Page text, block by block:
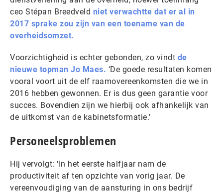
ceo Stépan Breedveld niet verwachtte dat er al in
2017 sprake zou zijn van een toename van de
overheidsomzet.
Voorzichtigheid is echter gebonden, zo vindt de
nieuwe topman Jo Maes. ‘De goede resultaten komen
vooral voort uit de elf raamovereenkomsten die we in
2016 hebben gewonnen. Er is dus geen garantie voor
succes. Bovendien zijn we hierbij ook afhankelijk van
de uitkomst van de kabinetsformatie.’
Personeelsproblemen
Hij vervolgt: ‘In het eerste halfjaar nam de
productiviteit af ten opzichte van vorig jaar. De
vereenvoudiging van de aansturing in ons bedrijf